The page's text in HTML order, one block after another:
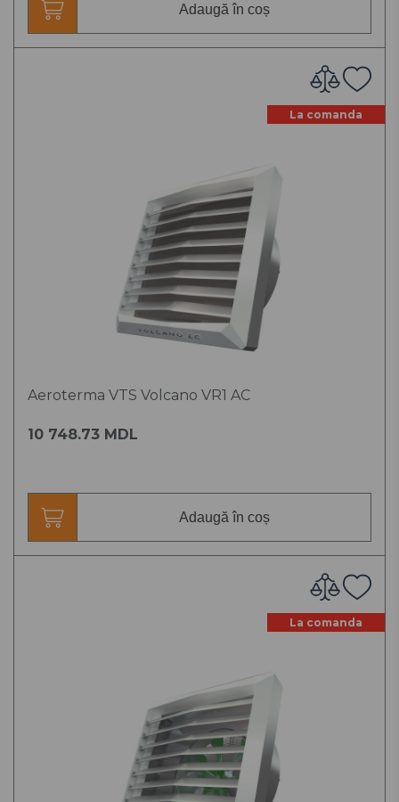
Adaugă în coș
La comanda
Aeroterma VTS Volcano VR1 AC
10 748.73 MDL
Adaugă în coș
La comanda